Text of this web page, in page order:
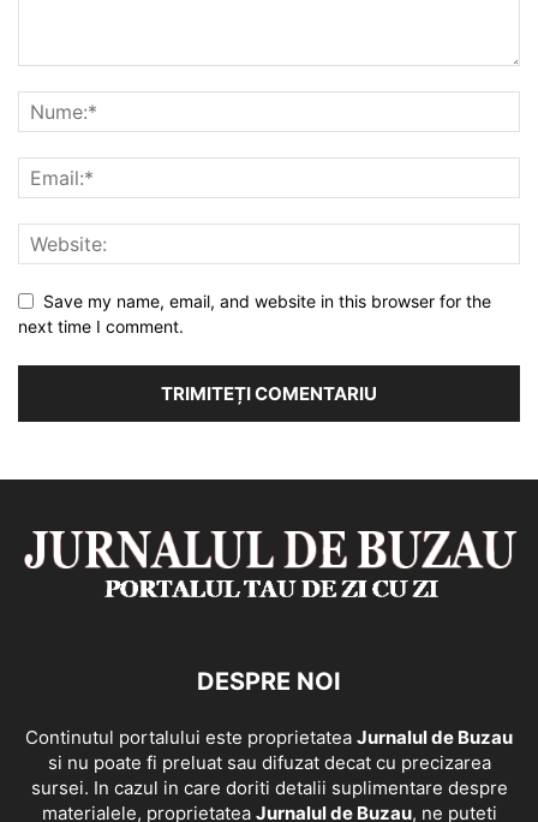
Save my name, email, and website in this browser for the
next time I comment.
DESPRE NOI
Continutul portalului este proprietatea Jurnalul de Buzau
si nu poate fi preluat sau difuzat decat cu precizarea
sursei. In cazul in care doriti detalii suplimentare despre
materialele, proprietatea Jurnalul de Buzau, ne puteti